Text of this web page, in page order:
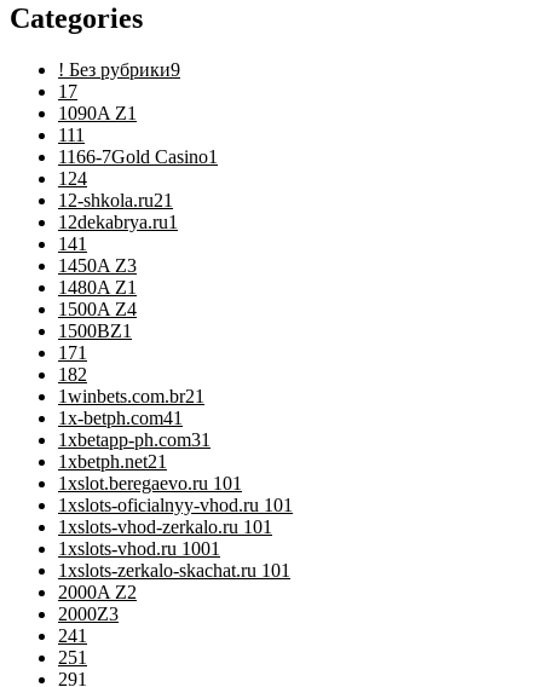
Categories
! Без рубрики9
1 7
1090A Z1
111
1166-7Gold Casino1
124
12-shkola.ru21
12dekabrya.ru1
141
1450A Z3
1480A Z1
1500A Z4
1500BZ1
171
182
1winbets.com.br21
1x-betph.com41
1xbetapp-ph.com31
1xbetph.net21
1xslot.beregaevo.ru 101
1xslots-oficialnyy-vhod.ru 101
1xslots-vhod-zerkalo.ru 101
1xslots-vhod.ru 1001
1xslots-zerkalo-skachat.ru 101
2000A Z2
2000Z3
241
251
291